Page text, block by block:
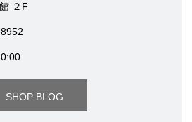
２F
SHOP BLOG